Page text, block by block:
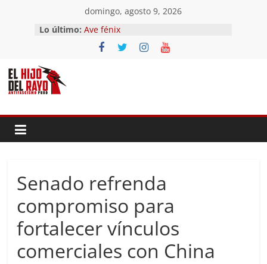
contenido
domingo, agosto 9, 2026
Lo último:
El segundo (Del II Tomo del
Pandemonium)
Ave fénix
¿Dios no existe?
Senado refrenda
compromiso para
fortalecer vínculos
comerciales con China